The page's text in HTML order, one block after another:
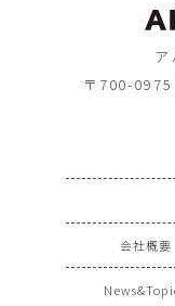
ア
〒700-
会社概要